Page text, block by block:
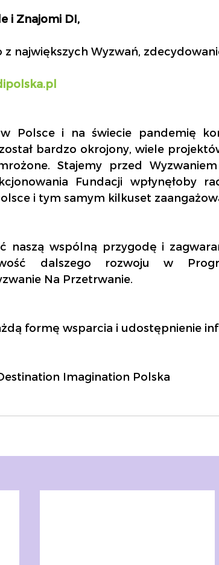
i Znajomi DI,
największych Wyzwań,
Polsce i na świecie pandemię
bardzo okrojony, wiele
Stajemy przed
Fundacji wpłynęłoby
i tym samym kilkuset
naszą wspólną przygodę i
dalszego rozwoju w
Na Przetrwanie.
formę wsparcia i udostępnienie
Imagination Polska